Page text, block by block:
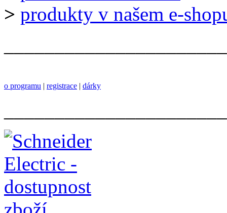
> produkty v našem e-
o programu | registrace | dárky